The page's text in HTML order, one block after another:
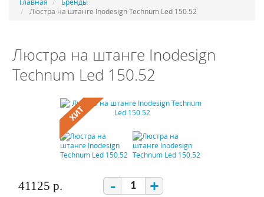
Люстра на штанге Inodesign Technum Led 150.52
Люстра на штанге Inodesign
Technum Led 150.52
41125 р. - +